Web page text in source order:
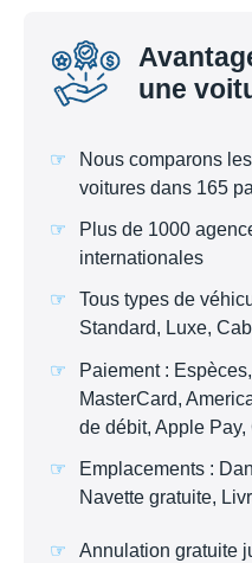
une
Nous comparons
voitures dans 165
Plus de 1000
internationales
Tous types de
Standard, Luxe,
Paiement :
MasterCard,
de débit, Apple Pay,
Emplacements :
Navette gratuite,
Annulation gratuite